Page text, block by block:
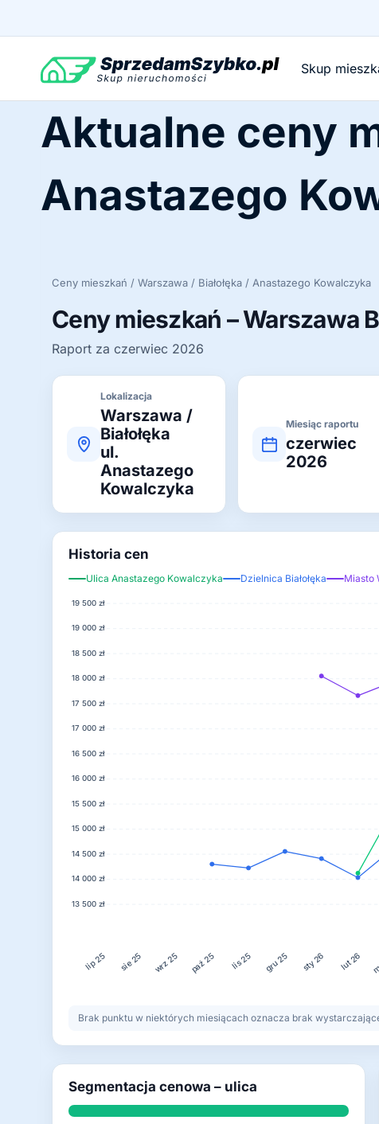
Skup
Aktualne ceny
Anastazego
Ceny mieszkań / Warszawa / Białołęka / Anastazego Kowalczyka
Ceny mieszkań – Warszawa
Raport za czerwiec 2026
Lokalizacja
Warszawa /
Białołęka
ul.
Anastazego
Kowalczyka
Miesiąc raportu
czerwiec
2026
Historia cen
Ulica Anastazego Kowalczyka Dzielnica Białołęka Miasto
13 500 zł
14 000 zł
14 500 zł
15 000 zł
15 500 zł
16 000 zł
16 500 zł
17 000 zł
17 500 zł
18 000 zł
18 500 zł
19 000 zł
19 500 zł
lip 25 sie 25 wrz 25 paź 25 lis 25 gru 25 sty 26 lut 26
Brak punktu w niektórych miesiącach oznacza brak
Segmentacja cenowa – ulica